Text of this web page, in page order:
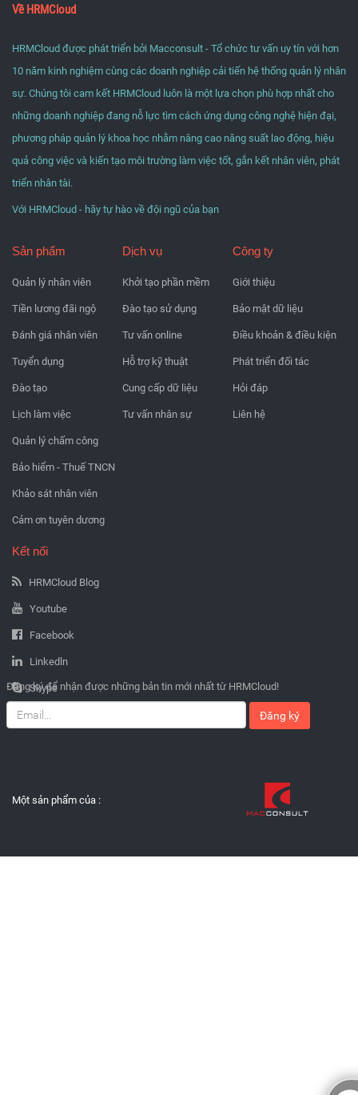
Về HRMCloud
HRMCloud được phát triển bởi Macconsult - Tổ chức tư vấn uy tín với hơn
10 năm kinh nghiệm cùng các doanh nghiệp cải tiến hệ thống quản lý nhân
sự. Chúng tôi cam kết HRMCloud luôn là một lựa chọn phù hợp nhất cho
những doanh nghiệp đang nỗ lực tìm cách ứng dụng công nghệ hiện đại,
phương pháp quản lý khoa học nhằm nâng cao năng suất lao động, hiệu
quả công việc và kiến tạo môi trường làm việc tốt, gắn kết nhân viên, phát
triển nhân tài.
Với HRMCloud - hãy tự hào về đội ngũ của bạn
Sản phẩm
Quản lý nhân viên
Tiền lương đãi ngộ
Đánh giá nhân viên
Tuyển dụng
Đào tạo
Lịch làm việc
Quản lý chấm công
Bảo hiểm - Thuế TNCN
Khảo sát nhân viên
Cảm ơn tuyên dương
Dịch vụ
Khởi tạo phần mềm
Đào tạo sử dụng
Tư vấn online
Hỗ trợ kỹ thuật
Cung cấp dữ liệu
Tư vấn nhân sự
Công ty
Giới thiệu
Bảo mật dữ liệu
Điều khoản & điều kiện
Phát triển đối tác
Hỏi đáp
Liên hệ
Kết nối
HRMCloud Blog
Youtube
Facebook
Linkedln
Skype
Đăng ký để nhận được những bản tin mới nhất từ HRMCloud!
Đăng ký
Một sản phẩm của :